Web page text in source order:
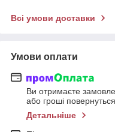
Всі умови доставки
Умови оплати
Ви отримаєте
або гроші
Детальніше